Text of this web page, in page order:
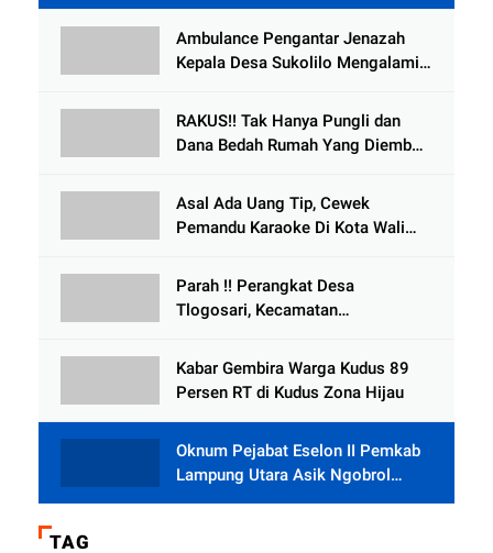
Ambulance Pengantar Jenazah
Kepala Desa Sukolilo Mengalami
Meninggal Dunia
RAKUS!! Tak Hanya Pungli dan
Dana Bedah Rumah Yang Diembat,
Tlogowungu, di Duga
Selewengkan Bantuan Mushola
Asal Ada Uang Tip, Cewek
Pemandu Karaoke Di Kota Wali
Parah !! Perangkat Desa
Tlogosari, Kecamatan
Rumah dari BAZNAS
Kabar Gembira Warga Kudus 89
Persen RT di Kudus Zona Hijau
Oknum Pejabat Eselon II Pemkab
Lampung Utara Asik Ngobrol
Dengan Teman Kencan Wanitanya
TAG